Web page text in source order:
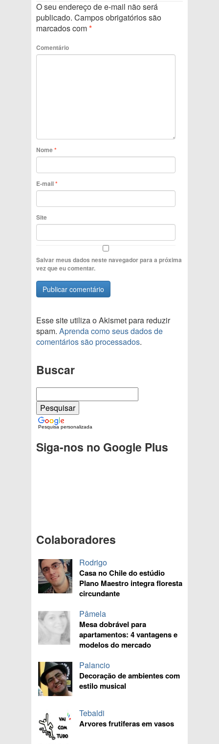
O seu endereço de e-mail não será
publicado. Campos obrigatórios são
marcados com*
Comentário
Nome*
E-mail*
Site
Salvar meus dados neste navegador para a próxima
vez que eu comentar.
Esse site utiliza o Akismet para reduzir
spam. Aprenda como seus dados de
comentários são processados.
Buscar
Pesquisa personalizada
Siga-nos no Google Plus
Colaboradores
Rodrigo
Casa no Chile do estúdio
Plano Maestro integra floresta
circundante
Pâmela
Mesa dobrável para
apartamentos: 4 vantagens e
modelos do mercado
Palancio
Decoração de ambientes com
estilo musical
Tebaldi
Arvores frutiferas em vasos